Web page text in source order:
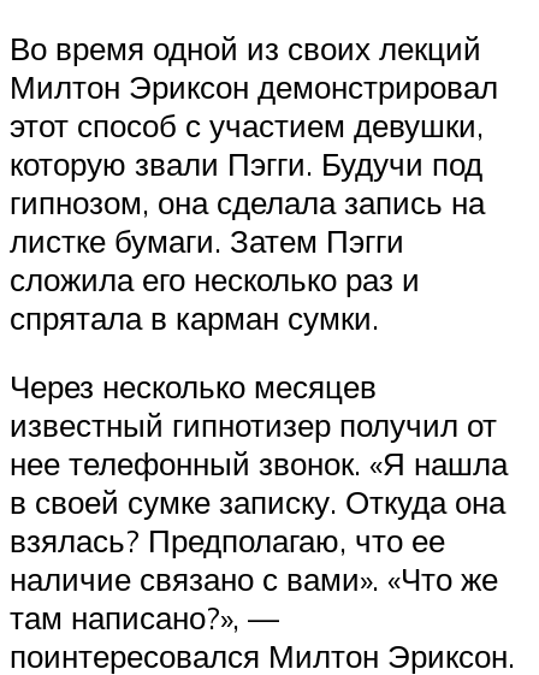
Во время одной из своих лекций
Милтон Эриксон демонстрировал
этот способ с участием девушки,
которую звали Пэгги. Будучи под
гипнозом, она сделала запись на
листке бумаги. Затем Пэгги
сложила его несколько раз и
спрятала в карман сумки.
Через несколько месяцев
известный гипнотизер получил от
нее телефонный звонок. «Я нашла
в своей сумке записку. Откуда она
взялась? Предполагаю, что ее
наличие связано с вами». «Что же
там написано?», —
поинтересовался Милтон Эриксон.